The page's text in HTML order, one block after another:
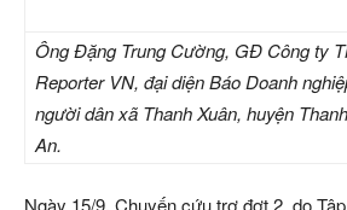
Ông Đặng Trung Cường, GĐ Công ty
Reporter VN, đại diện Báo Doanh
người dân xã Thanh Xuân, huyện
An.
Ngày 15/9, Chuyến cứu trợ đợt 2 do